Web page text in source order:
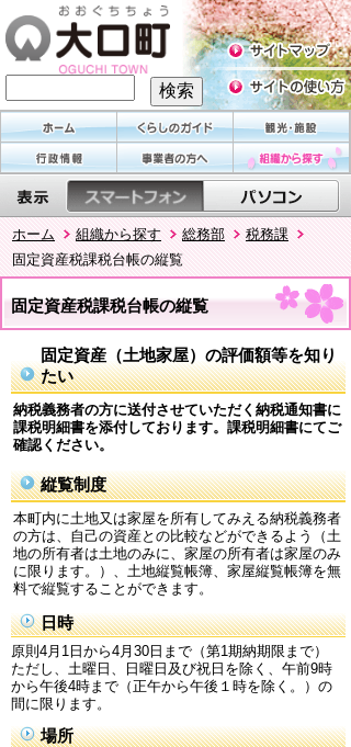
ホーム 組織から探す 総務部
税務課
固定資産税課税台帳の縦覧
固定資産税課税台帳の縦覧
固定資産（土地家屋）の評価額等を知り
たい
納税義務者の方に送付させていただく納税通知書に
課税明細書を添付しております。課税明細書にてご
確認ください。
縦覧制度
本町内に土地又は家屋を所有してみえる納税義務者
の方は、自己の資産との比較などができるよう（土
地の所有者は土地のみに、家屋の所有者は家屋のみ
に限ります。）、土地縦覧帳簿、家屋縦覧帳簿を無
料で縦覧することができます。
日時
原則4月1日から4月30日まで（第1期納期限まで）
ただし、土曜日、日曜日及び祝日を除く、午前9時
から午後4時まで（正午から午後１時を除く。）の
間に限ります。
場所